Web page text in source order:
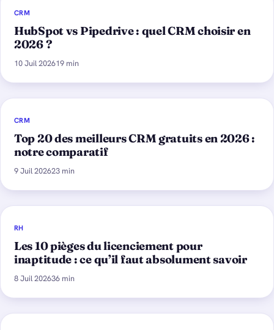
CRM
HubSpot vs Pipedrive : quel CRM choisir en
2026 ?
10 Juil 202619 min
CRM
Top 20 des meilleurs CRM gratuits en 2026 :
notre comparatif
9 Juil 202623 min
RH
Les 10 pièges du licenciement pour
inaptitude : ce qu’il faut absolument savoir
8 Juil 202636 min